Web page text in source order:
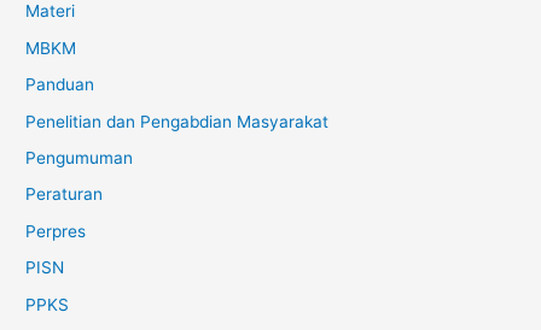
Materi
MBKM
Panduan
Penelitian dan Pengabdian Masyarakat
Pengumuman
Peraturan
Perpres
PISN
PPKS